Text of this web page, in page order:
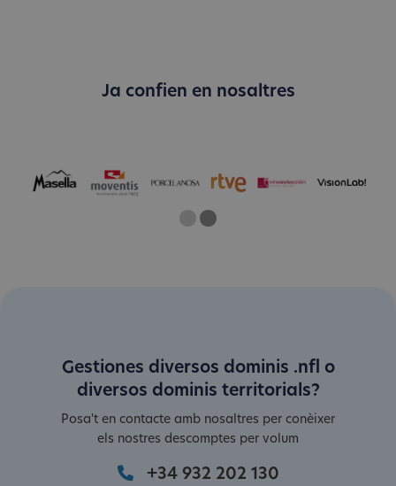
Ja confien en nosaltres
One
Current Slide
Two
Gestiones diversos dominis .nfl o
diversos dominis territorials?
Posa't en contacte amb nosaltres per conèixer
els nostres descomptes per volum
+34 932 202 130